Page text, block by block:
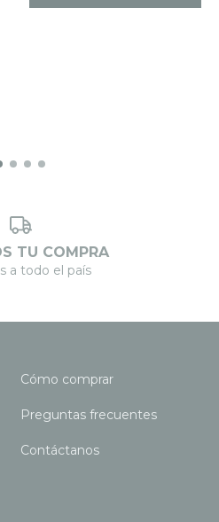
TU COMPRA
a todo el país
Cómo comprar
Preguntas frecuentes
Contáctanos